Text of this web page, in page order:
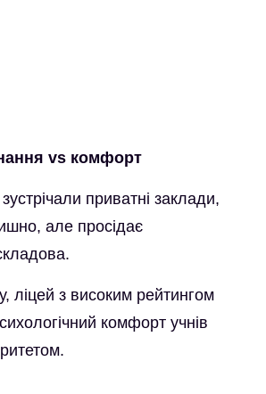
vs комфорт
приватні заклади,
але просідає
ліцей з високим рейтингом
комфорт учнів